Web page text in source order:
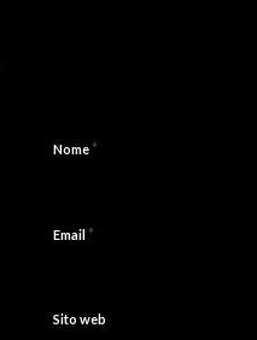
Nome*
Email *
Sito web